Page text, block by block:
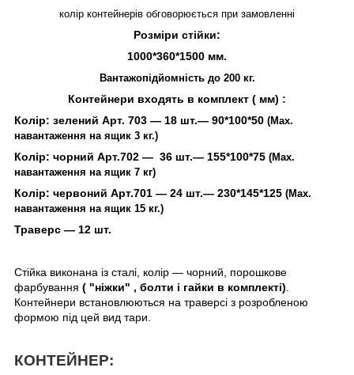
колір контейнерів обговорюється при замовленні
Розміри стійки:
1000*360*1500 мм.
Вантажопідйомність до 200 кг.
Контейнери входять в комплект ( мм) :
Колір: зелений Арт. 703 ― 18 шт.― 90*100*50 (Мах.
навантаження на ящик 3 кг.)
Колір: чорний Арт.702 ― 36 шт.― 155*100*75 (Мах.
навантаження на ящик 7 кг)
Колір: червоний Арт.701 ― 24 шт.― 230*145*125 (Мах.
навантаження на ящик 15 кг.)
Траверс ― 12 шт.
Стійка виконана із сталі, колір ― чорний, порошкове
фарбування ( "ніжки" , болти і гайки в комплекті)
Контейнери встановлюються на траверсі з розробленою
формою під цей вид тари.
КОНТЕЙНЕР: